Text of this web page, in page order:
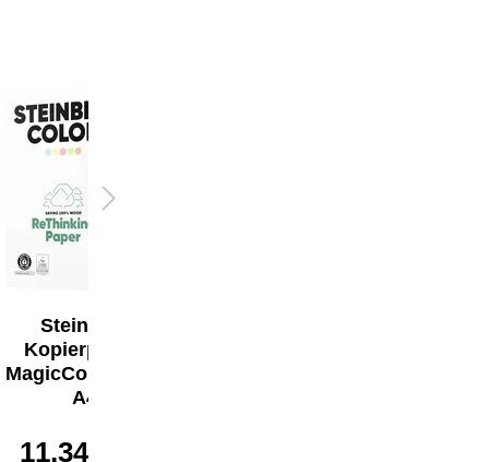
Steinbeis
Kopierpapier
MagicColour DIN
A4
11,34 €*